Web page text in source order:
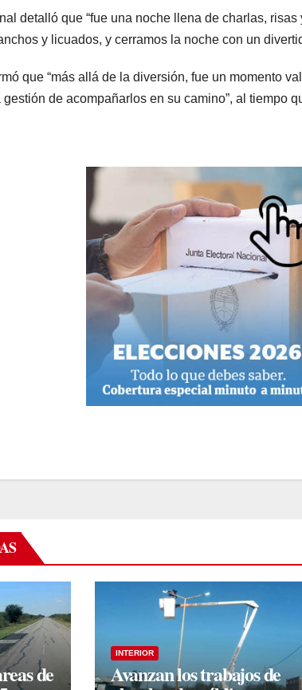
detalló que “fue una noche llena de charlas,
y licuados, y cerramos la noche con un
que “más allá de la diversión, fue un momento
de acompañarlos en su camino”, al tiempo
de
INTERIOR
Avanzan los trabajos de